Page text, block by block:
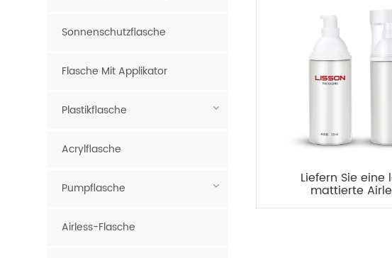
Liefern Sie eine
mattierte
Pumpflasche mit
Sonnenschutzflasche
Flasche Mit Applikator
Plastikflasche
Acrylflasche
Pumpflasche
Airless-Flasche